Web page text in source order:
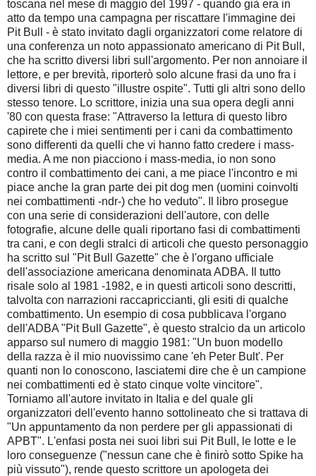
toscana nel mese di maggio del 1997 - quando già era in
atto da tempo una campagna per riscattare l'immagine dei
Pit Bull - è stato invitato dagli organizzatori come relatore di
una conferenza un noto appassionato americano di Pit Bull,
che ha scritto diversi libri sull'argomento. Per non annoiare il
lettore, e per brevità, riporterò solo alcune frasi da uno fra i
diversi libri di questo "illustre ospite". Tutti gli altri sono dello
stesso tenore. Lo scrittore, inizia una sua opera degli anni
'80 con questa frase: "Attraverso la lettura di questo libro
capirete che i miei sentimenti per i cani da combattimento
sono differenti da quelli che vi hanno fatto credere i mass-
media. A me non piacciono i mass-media, io non sono
contro il combattimento dei cani, a me piace l'incontro e mi
piace anche la gran parte dei pit dog men (uomini coinvolti
nei combattimenti -ndr-) che ho veduto". Il libro prosegue
con una serie di considerazioni dell'autore, con delle
fotografie, alcune delle quali riportano fasi di combattimenti
tra cani, e con degli stralci di articoli che questo personaggio
ha scritto sul "Pit Bull Gazette" che è l'organo ufficiale
dell'associazione americana denominata ADBA. Il tutto
risale solo al 1981 -1982, e in questi articoli sono descritti,
talvolta con narrazioni raccapriccianti, gli esiti di qualche
combattimento. Un esempio di cosa pubblicava l'organo
dell'ADBA "Pit Bull Gazette", è questo stralcio da un articolo
apparso sul numero di maggio 1981: "Un buon modello
della razza è il mio nuovissimo cane 'eh Peter Bult'. Per
quanti non lo conoscono, lasciatemi dire che è un campione
nei combattimenti ed è stato cinque volte vincitore".
Torniamo all'autore invitato in Italia e del quale gli
organizzatori dell'evento hanno sottolineato che si trattava di
"Un appuntamento da non perdere per gli appassionati di
APBT". L'enfasi posta nei suoi libri sui Pit Bull, le lotte e le
loro conseguenze ("nessun cane che è finirò sotto Spike ha
più vissuto"), rende questo scrittore un apologeta dei